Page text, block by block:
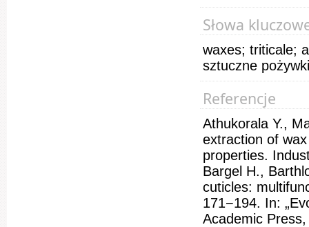
Słowa
waxes; triticale;
sztuczne pożywki
Referencje
Athukorala Y.,
extraction of
properties.
Bargel H.,
cuticles:
171−194. In:
Academic